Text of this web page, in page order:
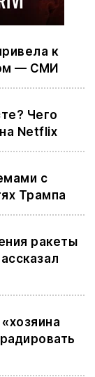
к
— СМИ
Чего
Netflix
с
Трампа
ракеты